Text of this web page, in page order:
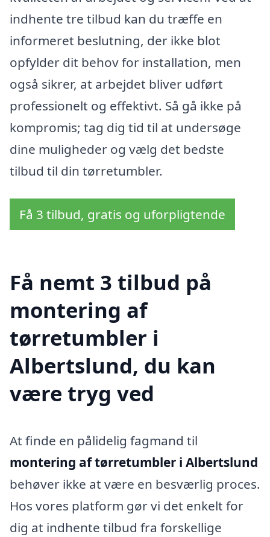
indhente tre tilbud kan du træffe en
informeret beslutning, der ikke blot
opfylder dit behov for installation, men
også sikrer, at arbejdet bliver udført
professionelt og effektivt. Så gå ikke på
kompromis; tag dig tid til at undersøge
dine muligheder og vælg det bedste
tilbud til din tørretumbler.
Få 3 tilbud, gratis og uforpligtende
Få nemt 3 tilbud på
montering af
tørretumbler i
Albertslund, du kan
være tryg ved
At finde en pålidelig fagmand til
montering af tørretumbler i Albertslund
behøver ikke at være en besværlig proces.
Hos vores platform gør vi det enkelt for
dig at indhente tilbud fra forskellige